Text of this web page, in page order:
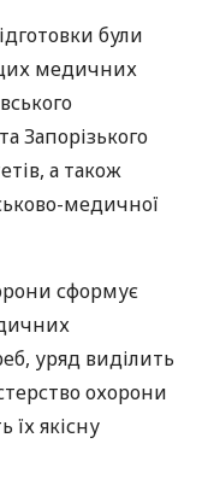
були
медичних
Запорізького
а також
медичної
сформує
уряд виділить
охорони
їх якісну